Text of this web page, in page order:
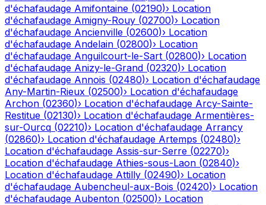
d'échafaudage Amifontaine (02190)› Location
d'échafaudage Amigny-Rouy (02700)› Location
d'échafaudage Ancienville (02600)› Location
d'échafaudage Andelain (02800)› Location
d'échafaudage Anguilcourt-le-Sart (02800)› Location
d'échafaudage Anizy-le-Grand (02320)› Location
d'échafaudage Annois (02480)› Location d'échafaudage
Any-Martin-Rieux (02500)› Location d'échafaudage
Archon (02360)› Location d'échafaudage Arcy-Sainte-
Restitue (02130)› Location d'échafaudage Armentières-
sur-Ourcq (02210)› Location d'échafaudage Arrancy
(02860)› Location d'échafaudage Artemps (02480)›
Location d'échafaudage Assis-sur-Serre (02270)›
Location d'échafaudage Athies-sous-Laon (02840)›
Location d'échafaudage Attilly (02490)› Location
d'échafaudage Aubencheul-aux-Bois (02420)› Location
d'échafaudage Aubenton (02500)› Location